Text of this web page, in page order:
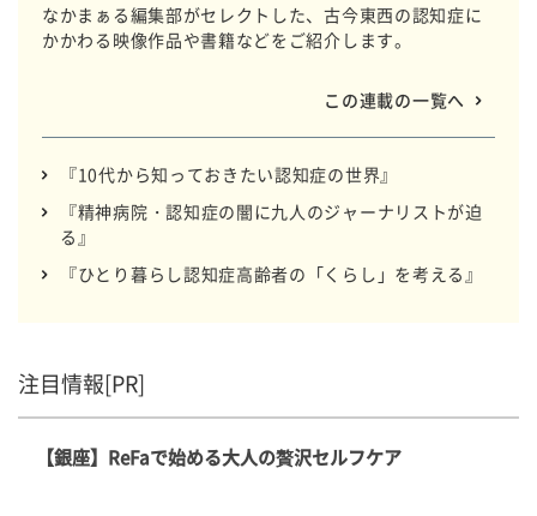
なかまぁる編集部がセレクトした、古今東西の認知症に
かかわる映像作品や書籍などをご紹介します。
この連載の一覧へ
『10代から知っておきたい認知症の世界』
『精神病院・認知症の闇に九人のジャーナリストが迫
る』
『ひとり暮らし認知症高齢者の「くらし」を考える』
注目情報[PR]
【銀座】ReFaで始める大人の贅沢セルフケア